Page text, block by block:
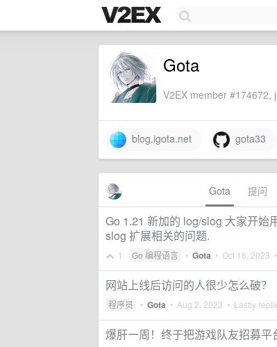
Gota
V2EX member #174672,
blog.igota.net gota33
Gota 提问
Go 1.21 新加的 log/slog 大家开始
slog 扩展相关的问题.
1 Go 编程语言 • Gota • Oct 16, 2023
网站上线后访问的人很少怎么破？
程序员 • Gota • Aug 2, 2023 • Lastly
爆肝一周！终于把游戏队友招募平